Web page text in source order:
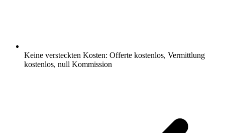
Keine versteckten Kosten: Offerte kostenlos, Vermittlung
kostenlos, null Kommission